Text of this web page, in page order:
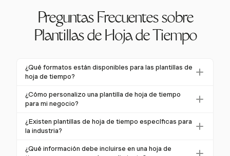
Preguntas Frecuentes sobre
Plantillas de Hoja de Tiempo
¿Qué formatos están disponibles para las plantillas de
hoja de tiempo?
Las plantillas de hoja de tiempo están disponibles en
varios formatos, incluyendo Excel, Word, PDF y
configuraciones tecnológicas. Los formatos digitales
mientras que las hojas de tiempo en papel son una
¿Cómo personalizo una plantilla de hoja de tiempo
para mi negocio?
Personaliza una hoja de tiempo seleccionando una
plantilla que coincida con tus necesidades de período
capturar detalles necesarios. Incluye nombres de
¿Existen plantillas de hoja de tiempo específicas para
la industria?
Sí, hay plantillas específicas para la industria
¿Qué información debe incluirse en una hoja de